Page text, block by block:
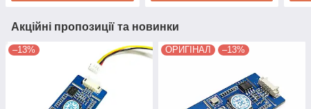
Акційні пропозиції та новинки
–13% ОРИГІНАЛ –13%